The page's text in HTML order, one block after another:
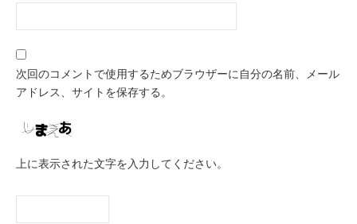
次回のコメントで使用するためブラウザーに自分の名前、メール
アドレス、サイトを保存する。
上に表示された文字を入力してください。